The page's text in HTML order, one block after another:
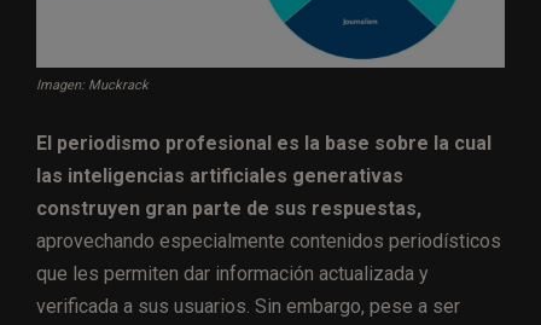
Imagen: Muckrack
El periodismo profesional es la base sobre la cual
las inteligencias artificiales generativas
construyen gran parte de sus respuestas,
aprovechando especialmente contenidos periodísticos
que les permiten dar información actualizada y
verificada a sus usuarios. Sin embargo, pese a ser